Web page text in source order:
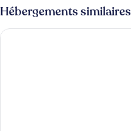
la
familiale,
vue
la
Hébergements similaires
FOUR HILLS HOTEL